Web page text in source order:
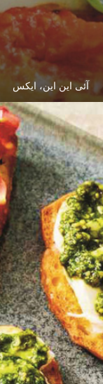
آئی این این، ایکس